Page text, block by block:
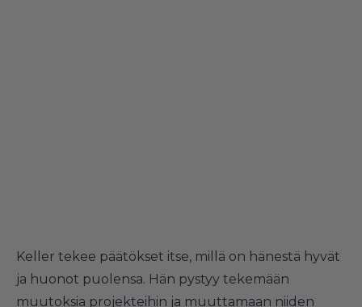
Keller tekee päätökset itse, millä on hänestä hyvät
ja huonot puolensa. Hän pystyy tekemään
muutoksia projekteihin ja muuttamaan niiden